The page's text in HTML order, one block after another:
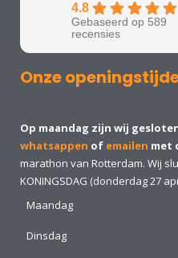
4.8
Gebaseerd op 589
recensies
Onze
Op maandag zijn wij
whatsappen of emailen met
marathon van Rotterdam. Wij
KONINGSDAG (donderdag 27
Maandag
Dinsdag